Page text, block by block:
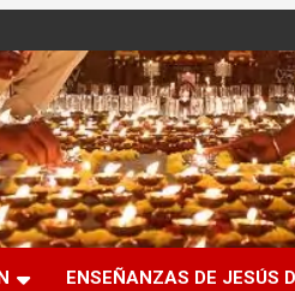
ENSEÑANZAS DE JESÚS